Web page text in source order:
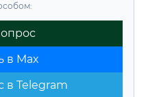
в Max
в Telegram